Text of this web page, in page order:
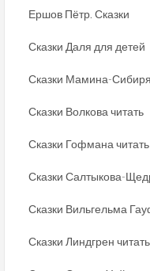
Ершов Пётр. Сказки
Сказки Даля для детей
Сказки Мамина-
Сказки Волкова читать
Сказки Гофмана читать
Сказки Салтыкова-
Сказки Вильгельма
Сказки Линдгрен читать